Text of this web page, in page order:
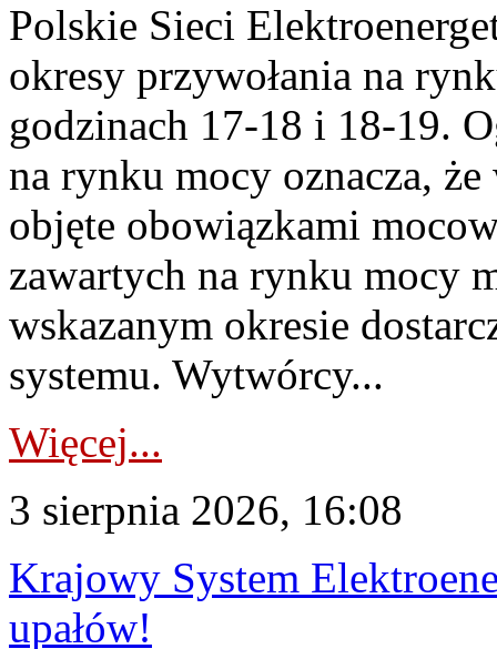
Polskie Sieci
okresy przywołania na
godzinach 17-18 i 18-19.
na rynku mocy oznacza,
objęte obowiązkami
zawartych na rynku mocy
wskazanym okresie
systemu. Wytwórcy...
Więcej...
3 sierpnia 2026, 16:08
Krajowy System
upałów!